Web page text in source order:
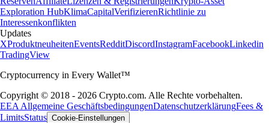
Exploration HubKlimaCapitalVerifizierenRichtlinie zu
Interessenkonflikten
Updates
XProduktneuheitenEventsRedditDiscordInstagramFacebookLinkedin
TradingView
Cryptocurrency in Every Wallet™
Copyright © 2018 - 2026 Crypto.com. Alle Rechte vorbehalten.
EEA Allgemeine GeschäftsbedingungenDatenschutzerklärungFees &
LimitsStatus Cookie-Einstellungen